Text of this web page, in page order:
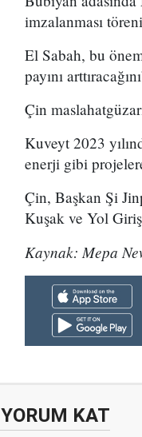
imzalanması
El Sabah, bu
payını
Çin
Kuveyt 2023
enerji gibi
Çin, Başkan Şi
Kuşak ve Yol
Kaynak: Mepa
YORUM KAT